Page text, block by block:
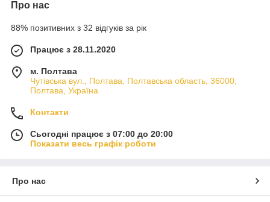
Про нас
88% позитивних з 32 відгуків за рік
Працює з 28.11.2020
м. Полтава
Чутівська вул., Полтава, Полтавська область, 36000,
Полтава, Україна
Контакти
Сьогодні працює з 07:00 до 20:00
Показати весь графік роботи
Про нас